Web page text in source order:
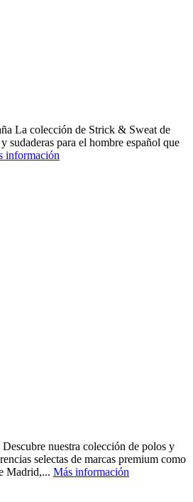
La colección de Strick & Sweat de
sudaderas para el hombre español que
información
nuestra colección de polos y
selectas de marcas premium como
Madrid,... Más información